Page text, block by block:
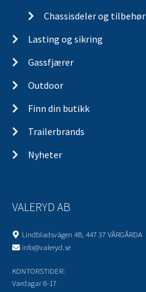
Chassisdeler og tilbehør
Lasting og sikring
Gassfjærer
Outdoor
Finn din butikk
Trailerbrands
Nyheter
VALERYD AB
Lindbladsvägen 4B, 447 37 VÅRGÅRDA
info@valeryd.se
KONTORSTIDER:
Vardagar 8-17